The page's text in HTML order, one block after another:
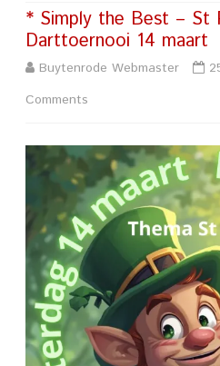
* Simply the Best – St
Darttoernooi 14 maart
Buytenrode Webmaster
Comments
Simply
the
Best
–
St
Patrick
Koppel